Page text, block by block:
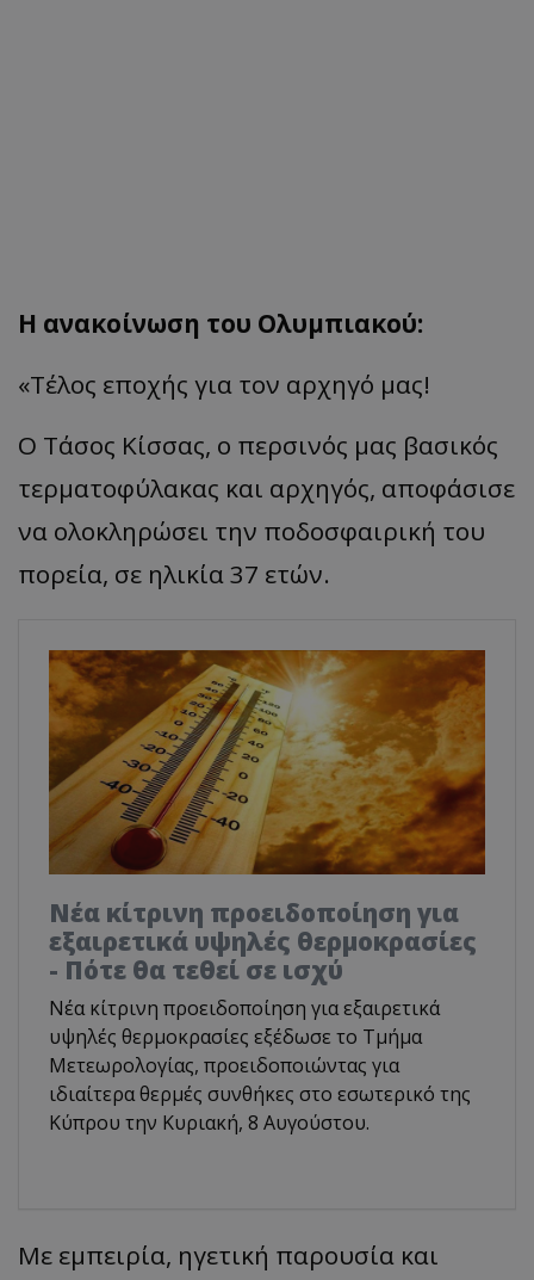
Η ανακοίνωση του Ολυμπιακού:
«Τέλος εποχής για τον αρχηγό μας!
Ο Τάσος Κίσσας, ο περσινός μας βασικός
τερματοφύλακας και αρχηγός, αποφάσισε
να ολοκληρώσει την ποδοσφαιρική του
πορεία, σε ηλικία 37 ετών.
Νέα κίτρινη προειδοποίηση για
εξαιρετικά υψηλές θερμοκρασίες
- Πότε θα τεθεί σε ισχύ
Νέα κίτρινη προειδοποίηση για εξαιρετικά
υψηλές θερμοκρασίες εξέδωσε το Τμήμα
Μετεωρολογίας, προειδοποιώντας για
ιδιαίτερα θερμές συνθήκες στο εσωτερικό της
Κύπρου την Κυριακή, 8 Αυγούστου.
Με εμπειρία, ηγετική παρουσία και